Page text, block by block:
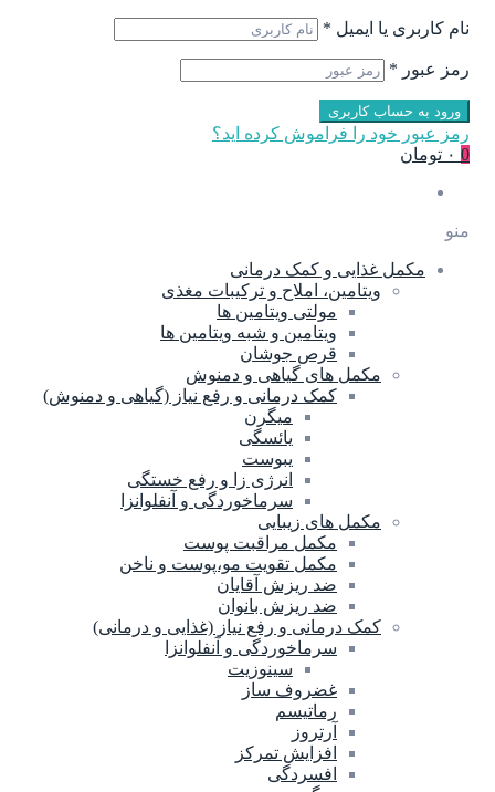
نام کاربری یا ایمیل *
رمز عبور *
ورود به حساب کاربری
رمز عبور خود را فراموش کرده اید؟
0 ۰ تومان
منو
مکمل غذایی و کمک درمانی
ویتامین، املاح و ترکیبات مغذی
مولتی ویتامین ها
ویتامین و شبه ویتامین ها
قرص جوشان
مکمل های گیاهی و دمنوش
کمک درمانی و رفع نیاز (گیاهی و دمنوش)
میگرن
یائسگی
یبوست
انرژی زا و رفع خستگی
سرماخوردگی و آنفلوانزا
مکمل های زیبایی
مکمل مراقبت پوست
مکمل تقویت مو،پوست و ناخن
ضد ریزش آقایان
ضد ریزش بانوان
کمک درمانی و رفع نیاز (غذایی و درمانی)
سرماخوردگی و آنفلوانزا
سینوزیت
غضروف ساز
رماتیسم
آرتروز
افزایش تمرکز
افسردگی